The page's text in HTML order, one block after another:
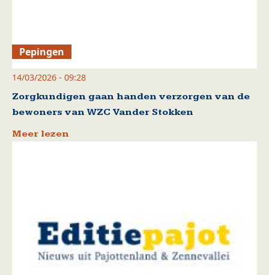
Pepingen
14/03/2026 - 09:28
Zorgkundigen gaan handen verzorgen van de
bewoners van WZC Vander Stokken
Meer lezen